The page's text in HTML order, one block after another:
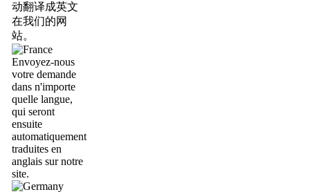
动翻译成英文
在我们的网
站。
Envoyez-nous
votre demande
dans n'importe
quelle langue,
qui seront
ensuite
automatiquement
traduites en
anglais sur notre
site.